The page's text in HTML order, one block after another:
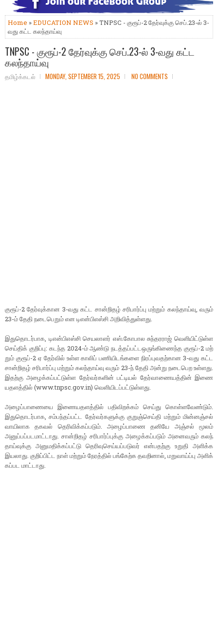
Home »EDUCATION NEWS » TNPSC - குரூப்-2 தேர்வுக்கு செப்.23-ல் 3-
வது கட்ட கலந்தாய்வு
TNPSC - குரூப்-2 தேர்வுக்கு செப்.23-ல் 3-வது கட்ட
கலந்தாய்வு
தமிழ்க்கடல் MONDAY, SEPTEMBER 15, 2025 NO COMMENTS
குரூப்-2 தேர்​வுக்​கான 3-வது கட்ட சான்​றிதழ் சரி​பார்ப்பு மற்​றும் கலந்​தாய்​வு, வரும்
23-ம் தேதி நடை​பெறும் என டிஎன்​பிஎஸ்சி அறி​வித்​துள்​ளது.
இதுதொடர்​பாக, டிஎன்​பிஎஸ்சி செய​லா​ளர் எஸ்​.கோ​பால சுந்​தர​ராஜ் வெளி​யிட்​டுள்ள
செய்​திக் குறிப்​பு: கடந்த 2024-ம் ஆண்டு நடத்​தப்​பட்டஒருங்​கிணைந்த குரூப்-2 மற்​
றும் குரூப்-2 ஏ தேர்​வில் உள்ள காலிப் பணி​யிடங்​களை நிரப்​புவதற்​கான 3-வது கட்ட
சான்​றிதழ் சரி​பார்ப்பு மற்​றும் கலந்​தாய்வு வரும் 23-ந் தேதி அன்று நடை​பெற உள்​ளது.
இதற்கு அழைக்​கப்​பட்​டுள்ள தேர்​வர்​களின் பட்​டியல் தேர்​வாணை​யத்​தின் இணை​
யதளத்​தில் (www.tnpsc.gov.in) வெளி​யிடப்​பட்​டுள்​ளது.
அழைப்​பாணையை இணை​யதளத்​தில் பதி​விறக்​கம் செய்து கொள்ளவேண்​டும்.
இதுதொடர்​பாக, சம்​பந்​தப்​பட்ட தேர்​வர்​களுக்கு குறுஞ்​செய்தி மற்​றும் மின்​னஞ்​சல்
வாயி​லாக தகவல் தெரிவிக்​கப்​படும். அழைப்​பாணை தனியே அஞ்​சல் மூலம்
அனுப்பப்படமாட்​டாது. சான்​றிதழ் சரி​பார்ப்​புக்கு அழைக்​கப்​படும் அனை​வரும் கலந்​
தாய்​வுக்கு அனு​ம​திக்​கப்​பட்டு தெரிவுசெய்​யப்​படு​வர் என்​ப​தற்கு உறுதி அளிக்க
இயலாது. குறிப்​பிட்ட நாள் மற்​றும் நேரத்​தில் பங்​கேற்க தவறி​னால், மறு​வாய்ப்பு அளிக்​
கப்பட மாட்​டாது.